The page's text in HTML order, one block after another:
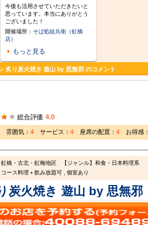
今後も活用させていただきたいと
思っています。本当にありがとう
ございました！
開催場所： そば処紋兵衛（虹橋
店）
もっと見る
炙り炭火焼き 遊山 by 思無邪 のコメント
総合評価 4.0
雰囲気： 4 サービス： 4 座席の配置： 4 お得感：
橋・古北・虹梅地区
【ジャンル】和食・日本料理系
ース料理＋飲み放題可 , 個室あり
炭火焼き 遊山 by 思無邪